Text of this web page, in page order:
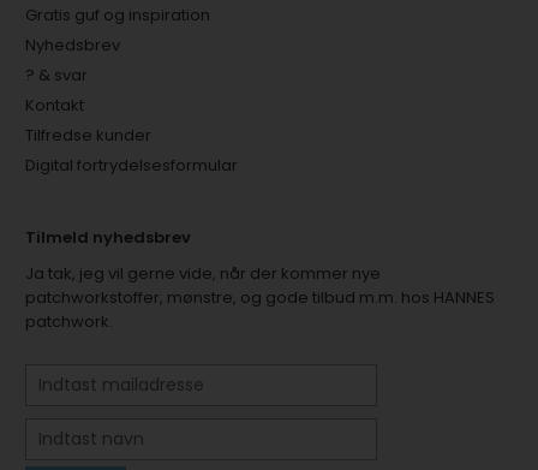
Gratis guf og inspiration
Nyhedsbrev
? & svar
Kontakt
Tilfredse kunder
Digital fortrydelsesformular
Tilmeld nyhedsbrev
Ja tak, jeg vil gerne vide, når der kommer nye
patchworkstoffer, mønstre, og gode tilbud m.m. hos HANNES
patchwork.